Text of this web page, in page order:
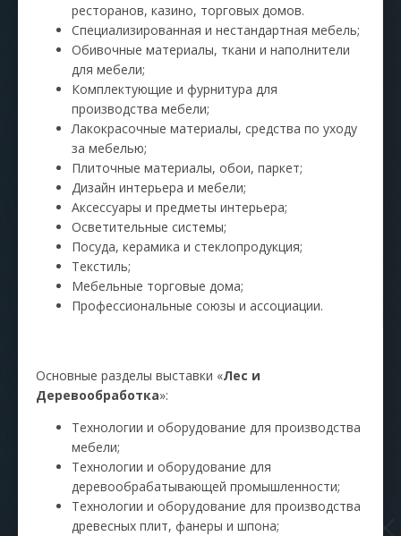
ресторанов, казино, торговых домов.
Специализированная и нестандартная мебель;
Обивочные материалы, ткани и наполнители
для мебели;
Комплектующие и фурнитура для
производства мебели;
Лакокрасочные материалы, средства по уходу
за мебелью;
Плиточные материалы, обои, паркет;
Дизайн интерьера и мебели;
Аксессуары и предметы интерьера;
Осветительные системы;
Посуда, керамика и стеклопродукция;
Текстиль;
Мебельные торговые дома;
Профессиональные союзы и ассоциации.
Основные разделы выставки «Лес и
Деревообработка»:
Технологии и оборудование для производства
мебели;
Технологии и оборудование для
деревообрабатывающей промышленности;
Технологии и оборудование для производства
древесных плит, фанеры и шпона;